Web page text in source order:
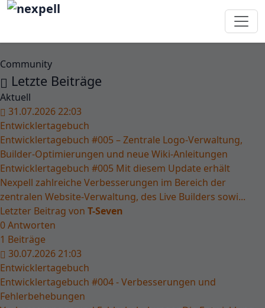
Community
Letzte Beiträge
Aktuell
31.07.2026 22:03
Entwicklertagebuch
Entwicklertagebuch #005 – Zentrale Logo-Verwaltung,
Builder-Optimierungen und neue Wiki-Anleitungen
Entwicklertagebuch #005 Mit diesem Update erhält
Nexpell zahlreiche Verbesserungen im Bereich der
zentralen Website-Verwaltung, des Live Builders sowi...
Letzter Beitrag von T-Seven
0Antworten
1 Beiträge
30.07.2026 21:03
Entwicklertagebuch
Entwicklertagebuch #004 - Verbesserungen und
Fehlerbehebungen